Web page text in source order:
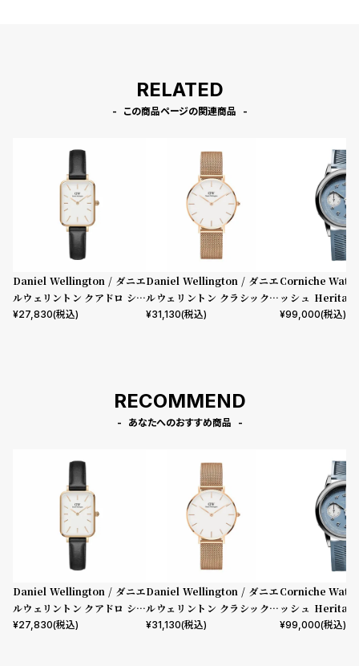
RELATED
この商品ページの関連商品
Daniel Wellington / ダニエ
ルウェリントン クアドロ シェ
フィールド ローズゴールド/ホ
¥27,830(税込)
Daniel Wellington / ダニエ
ルウェリントン クラシックペ
ティット メルローズ ローズゴ
¥31,130(税込)
Corniche
ッシュ
aph Visage ステ
¥99,000(税込)
RECOMMEND
あなたへのおすすめ商品
Daniel Wellington / ダニエ
ルウェリントン クアドロ シェ
フィールド ローズゴールド/ホ
¥27,830(税込)
Daniel Wellington / ダニエ
ルウェリントン クラシックペ
ティット メルローズ ローズゴ
¥31,130(税込)
Corniche
ッシュ
aph Visage ステ
¥99,000(税込)